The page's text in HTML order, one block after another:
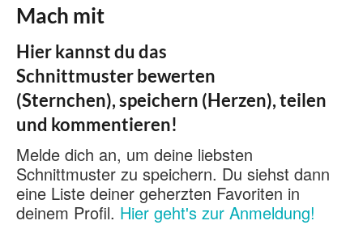
Mach mit
Hier kannst du das
Schnittmuster bewerten
(Sternchen), speichern (Herzen), teilen
und kommentieren!
Melde dich an, um deine liebsten
Schnittmuster zu speichern. Du siehst dann
eine Liste deiner geherzten Favoriten in
deinem Profil. Hier geht's zur Anmeldung!